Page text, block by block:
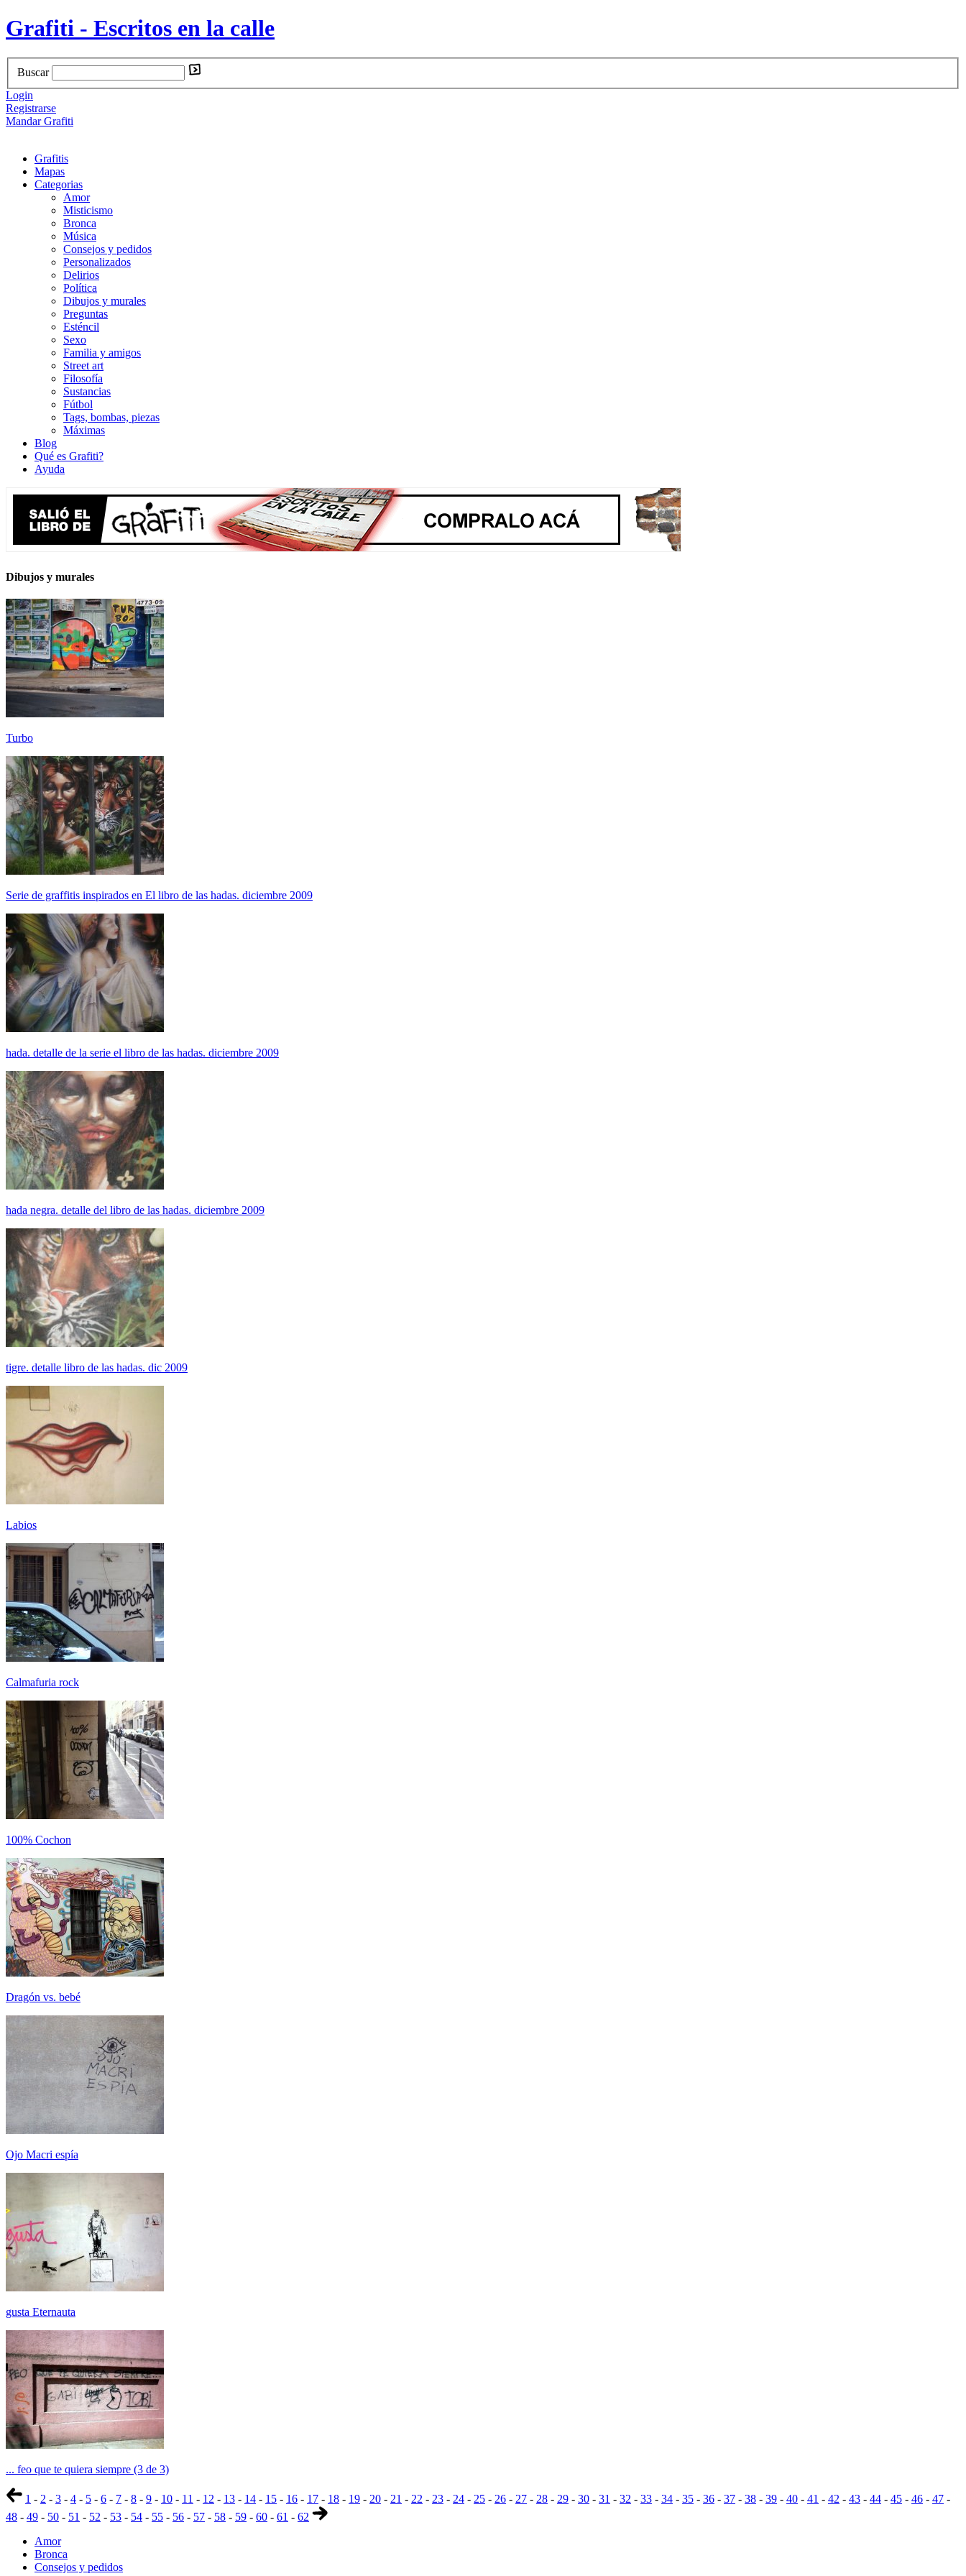
Grafiti - Escritos en la calle
Buscar
Login
Registrarse
Mandar Grafiti
Grafitis
Mapas
Categorias
Amor
Misticismo
Bronca
Música
Consejos y pedidos
Personalizados
Delirios
Política
Dibujos y murales
Preguntas
Esténcil
Sexo
Familia y amigos
Street art
Filosofía
Sustancias
Fútbol
Tags, bombas, piezas
Máximas
Blog
Qué es Grafiti?
Ayuda
Dibujos y murales
Turbo
Serie de graffitis inspirados en El libro de las hadas. diciembre 2009
hada. detalle de la serie el libro de las hadas. diciembre 2009
hada negra. detalle del libro de las hadas. diciembre 2009
tigre. detalle libro de las hadas. dic 2009
Labios
Calmafuria rock
100% Cochon
Dragón vs. bebé
Ojo Macri espía
gusta Eternauta
... feo que te quiera siempre (3 de 3)
1 - 2 - 3 - 4 - 5 - 6 - 7 - 8 - 9 - 10 - 11 - 12 - 13 - 14 - 15 - 16 - 17 - 18 - 19 - 20 - 21 - 22 - 23 - 24 - 25 - 26 - 27 - 28 - 29 - 30 - 31 - 32 - 33 - 34 - 35 - 36 - 37 - 38 - 39 - 40 - 41 - 42 - 43 - 44 - 45 - 46 - 47 -
48 - 49 - 50 - 51 - 52 - 53 - 54 - 55 - 56 - 57 - 58 - 59 - 60 - 61 - 62
Amor
Bronca
Consejos y pedidos